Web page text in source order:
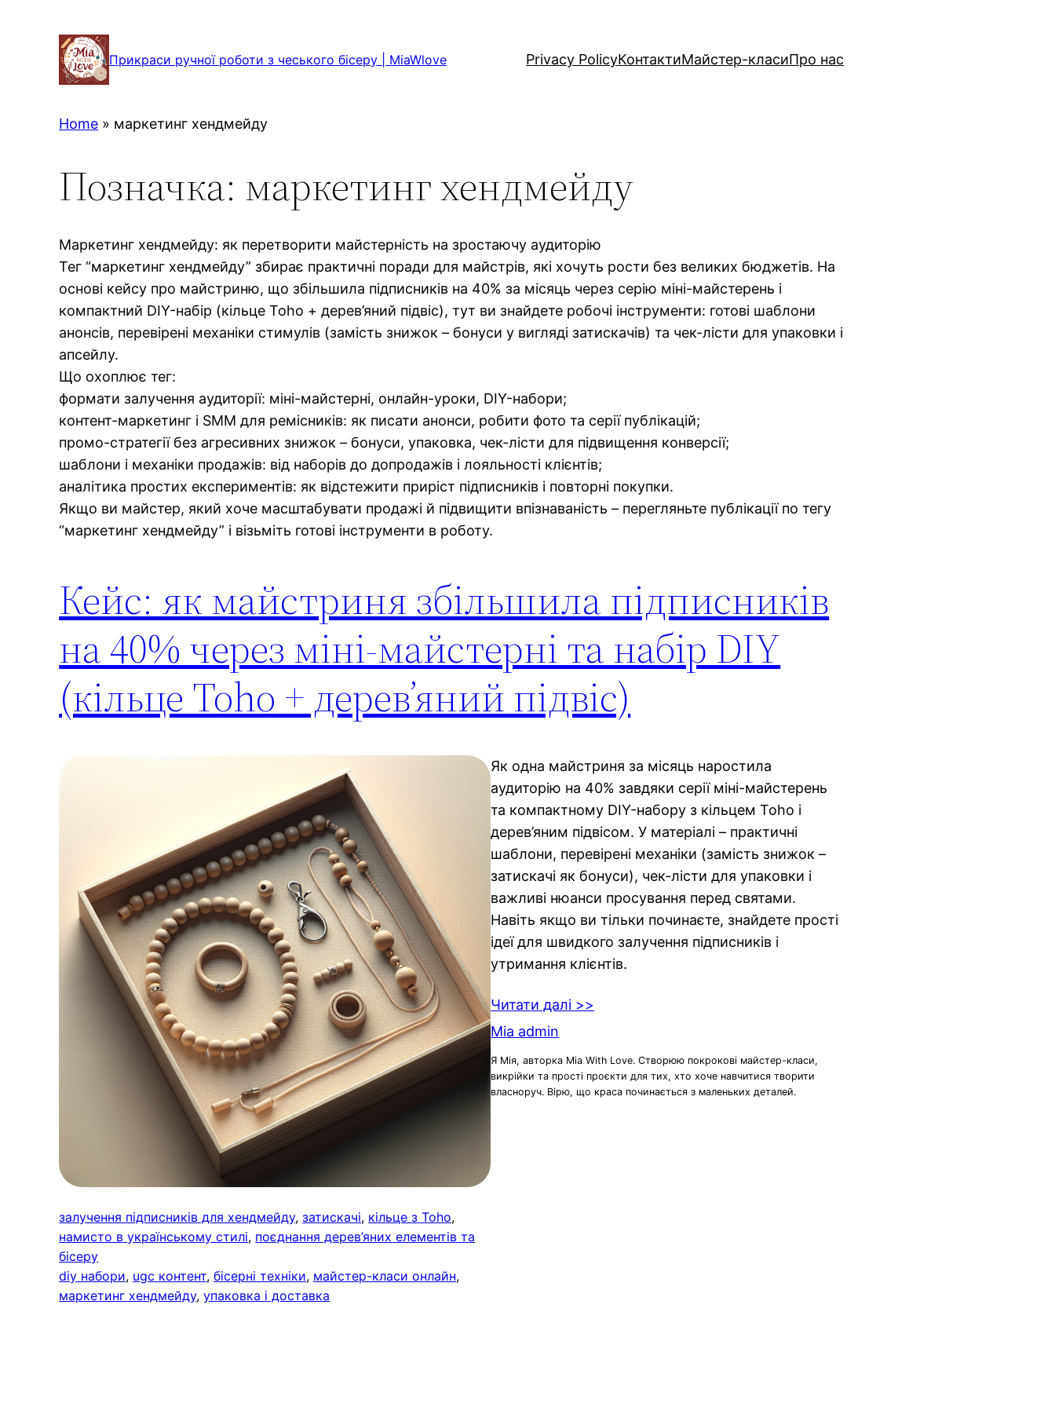
Прикраси ручної роботи з чеського бісеру | MiaWlove Privacy PolicyКонтактиМайстер-класиПро нас
Home » маркетинг хендмейду
Позначка: маркетинг хендмейду
Маркетинг хендмейду: як перетворити майстерність на зростаючу аудиторію
Тег “маркетинг хендмейду” збирає практичні поради для майстрів, які хочуть рости без великих бюджетів. На
основі кейсу про майстриню, що збільшила підписників на 40% за місяць через серію міні-майстерень і
компактний DIY-набір (кільце Toho + дерев’яний підвіс), тут ви знайдете робочі інструменти: готові шаблони
анонсів, перевірені механіки стимулів (замість знижок – бонуси у вигляді затискачів) та чек-лісти для упаковки і
апсейлу.
Що охоплює тег:
формати залучення аудиторії: міні-майстерні, онлайн-уроки, DIY-набори;
контент-маркетинг і SMM для ремісників: як писати анонси, робити фото та серії публікацій;
промо-стратегії без агресивних знижок – бонуси, упаковка, чек-лісти для підвищення конверсії;
шаблони і механіки продажів: від наборів до допродажів і лояльності клієнтів;
аналітика простих експериментів: як відстежити приріст підписників і повторні покупки.
Якщо ви майстер, який хоче масштабувати продажі й підвищити впізнаваність – перегляньте публікації по тегу
“маркетинг хендмейду” і візьміть готові інструменти в роботу.
Кейс: як майстриня збільшила підписників
на 40% через міні-майстерні та набір DIY
(кільце Toho + дерев’яний підвіс)
залучення підписників для хендмейду, затискачі, кільце з Toho
намисто в українському стилі, поєднання дерев’яних елементів та
бісеру
diy набори, ugc контент, бісерні техніки, майстер-класи онлайн
маркетинг хендмейду, упаковка і доставка
Як одна майстриня за місяць наростила
аудиторію на 40% завдяки серії міні-майстерень
та компактному DIY-набору з кільцем Toho і
дерев’яним підвісом. У матеріалі – практичні
шаблони, перевірені механіки (замість знижок –
затискачі як бонуси), чек-лісти для упаковки і
важливі нюанси просування перед святами.
Навіть якщо ви тільки починаєте, знайдете прості
ідеї для швидкого залучення підписників і
утримання клієнтів.
Читати далі >>
Mia admin
Я Мія, авторка Mia With Love. Створюю покрокові майстер-класи,
викрійки та прості проєкти для тих, хто хоче навчитися творити
власноруч. Вірю, що краса починається з маленьких деталей.